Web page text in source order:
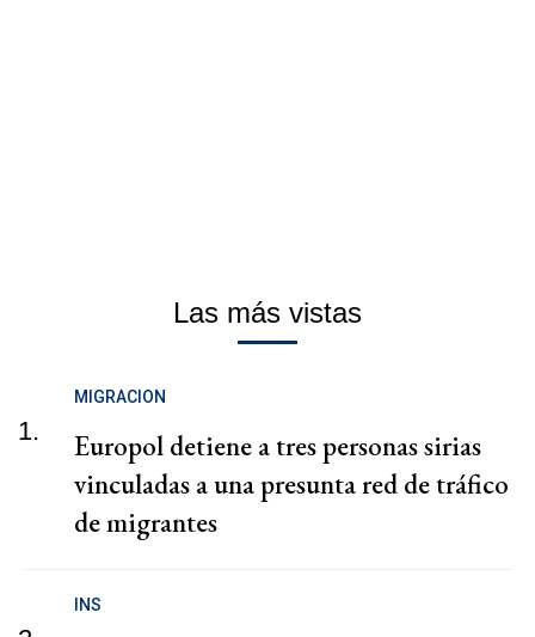
Las más vistas
1.
MIGRACION
Europol detiene a tres personas sirias
vinculadas a una presunta red de tráfico
de migrantes
INS